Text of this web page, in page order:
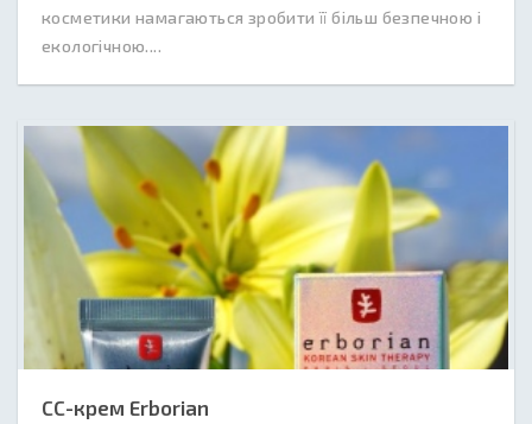
косметики намагаються зробити її більш безпечною і
екологічною....
СС-крем Erborian